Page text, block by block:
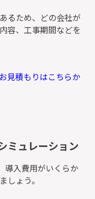
るため、どの会社が
容、工事期間などを
見積もりはこちらか
ミュレーション
導入費用がいくらか
しょう。